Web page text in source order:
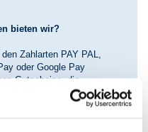
bieten wir?
Zahlarten PAY PAL,
oder Google Pay
Gutscheine, die
Amazon Pay bezahlt